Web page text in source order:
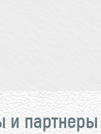
и партнеры